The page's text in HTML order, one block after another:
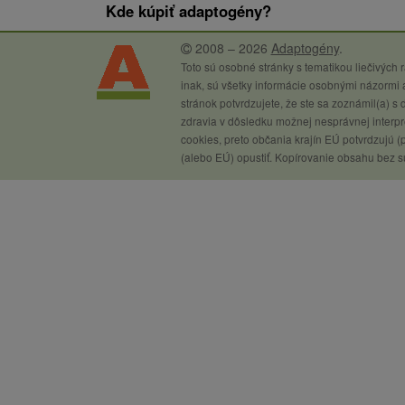
Kde kúpiť adaptogény?
2008 – 2026 Adaptogény.
Toto sú osobné stránky s tematikou
inak, sú všetky informácie osobnými
stránok potvrdzujete, že ste sa zoznámil(a)
zdravia v dôsledku možnej nesprávnej
cookies, preto občania krajín EÚ potvrdzujú
(alebo EÚ) opustiť. Kopírovanie obsahu bez